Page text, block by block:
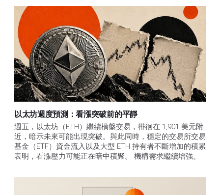
以太坊週度預測：看漲突破前的平靜
週五，以太坊（ETH）繼續橫盤交易，徘徊在 1,901 美元附
近，暗示未來可能出現突破。與此同時，穩定的交易所交易
基金（ETF）資金流入以及大型 ETH 持有者不斷增加的積累
表明，看漲壓力可能正在暗中積聚。 機構需求繼續增強。